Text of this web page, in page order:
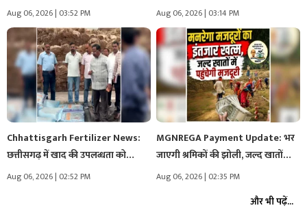
Aug 06, 2026 | 03:52 PM Aug 06, 2026 | 03:14 PM
Chhattisgarh Fertilizer News:
छत्तीसगढ़ में खाद की उपलब्धता को
लेकर…
Aug 06, 2026 | 02:52 PM
MGNREGA Payment Update: भर
जाएगी श्रमिकों की झोली, जल्द खातों…
Aug 06, 2026 | 02:35 PM
और भी पढ़ें...